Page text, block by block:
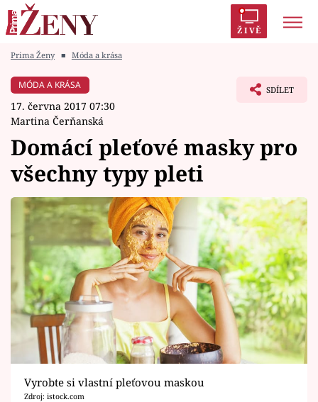
ŽIVĚ
Módní alarm
Témata
Celebrity
Vztahy
Seriály
Horoskopy
Sledujte prima+
Filmový festival Karlovy Vary
Prima Ženy ■ Móda a krása
MÓDA A KRÁSA
17. června 2017 07:30
Martina Čerňanská
SDÍLET
Domácí pleťové masky pro
všechny typy pleti
Vyrobte si vlastní pleťovou maskou
Zdroj: istock.com